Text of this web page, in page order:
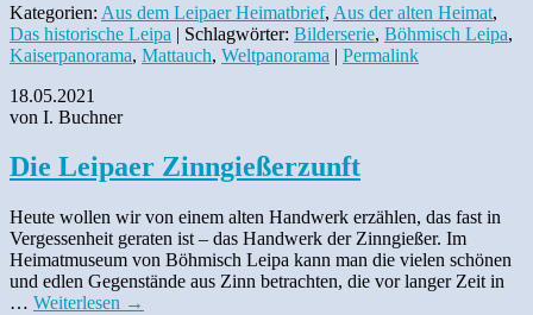
Kategorien: Aus dem Leipaer Heimatbrief, Aus der alten Heimat,
Das historische Leipa | Schlagwörter: Bilderserie, Böhmisch Leipa,
Kaiserpanorama, Mattauch, Weltpanorama | Permalink
18.05.2021
von I. Buchner
Die Leipaer Zinngießerzunft
Heute wollen wir von einem alten Handwerk erzählen, das fast in
Vergessenheit geraten ist – das Handwerk der Zinngießer. Im
Heimatmuseum von Böhmisch Leipa kann man die vielen schönen
und edlen Gegenstände aus Zinn betrachten, die vor langer Zeit in
… Weiterlesen →